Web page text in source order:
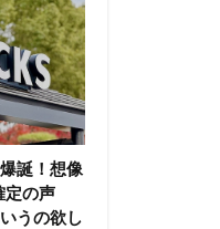
誕！想像
定の声
うの欲し